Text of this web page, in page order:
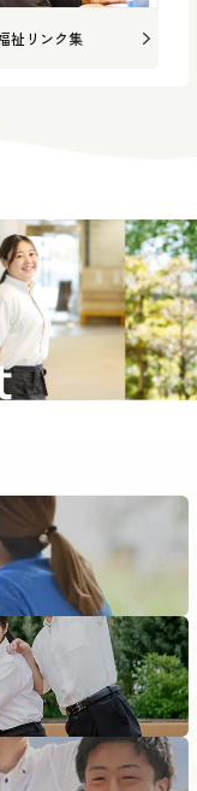
祉リンク集